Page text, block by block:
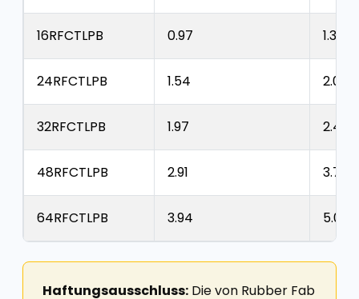
16RFCTLPB 0.97 1.35
24RFCTLPB 1.54 2.03
32RFCTLPB 1.97 2.46
48RFCTLPB 2.91 3.70
64RFCTLPB 3.94 5.00
Haftungsausschluss: Die von Rubber Fab